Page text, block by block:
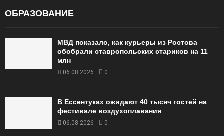
ОБРАЗОВАНИЕ
МВД показало, как курьеры из Ростова
обобрали ставропольских стариков на 11
млн
06.08.2026 0
В Ессентуках ожидают 40 тысяч гостей на
фестивале воздухоплавания
06.08.2026 0